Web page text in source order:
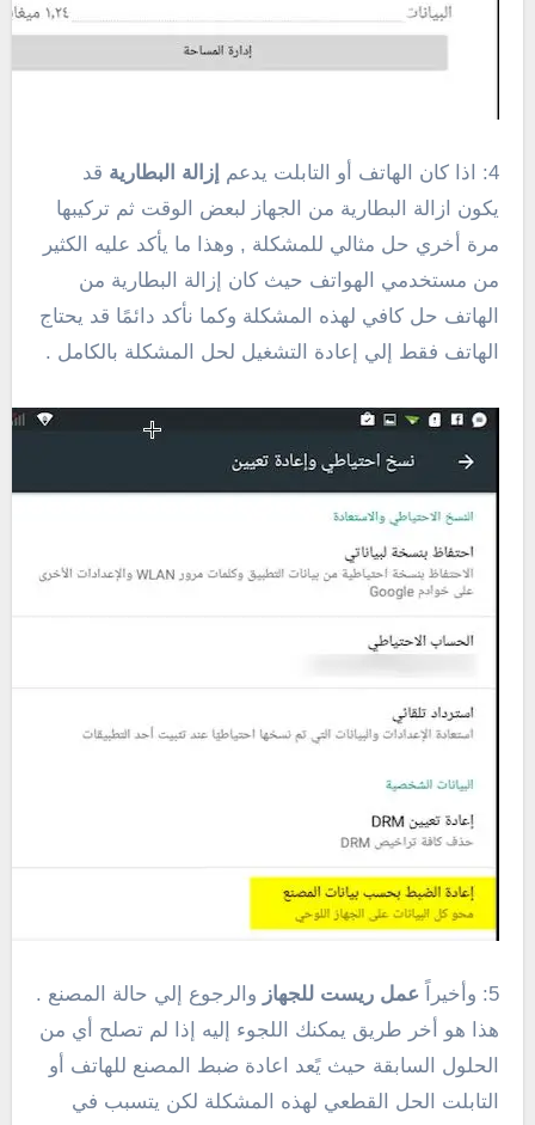
4: اذا كان الهاتف أو التابلت يدعم إزالة البطارية قد
يكون ازالة البطارية من الجهاز لبعض الوقت ثم تركيبها
مرة أخري حل مثالي للمشكلة , وهذا ما يأكد عليه الكثير
من مستخدمي الهواتف حيث كان إزالة البطارية من
الهاتف حل كافي لهذه المشكلة وكما نأكد دائمًا قد يحتاج
الهاتف فقط إلي إعادة التشغيل لحل المشكلة بالكامل .
5: وأخيراً عمل ريست للجهاز والرجوع إلي حالة المصنع .
هذا هو أخر طريق يمكنك اللجوء إليه إذا لم تصلح أي من
الحلول السابقة حيث يًعد اعادة ضبط المصنع للهاتف أو
التابلت الحل القطعي لهذه المشكلة لكن يتسبب في